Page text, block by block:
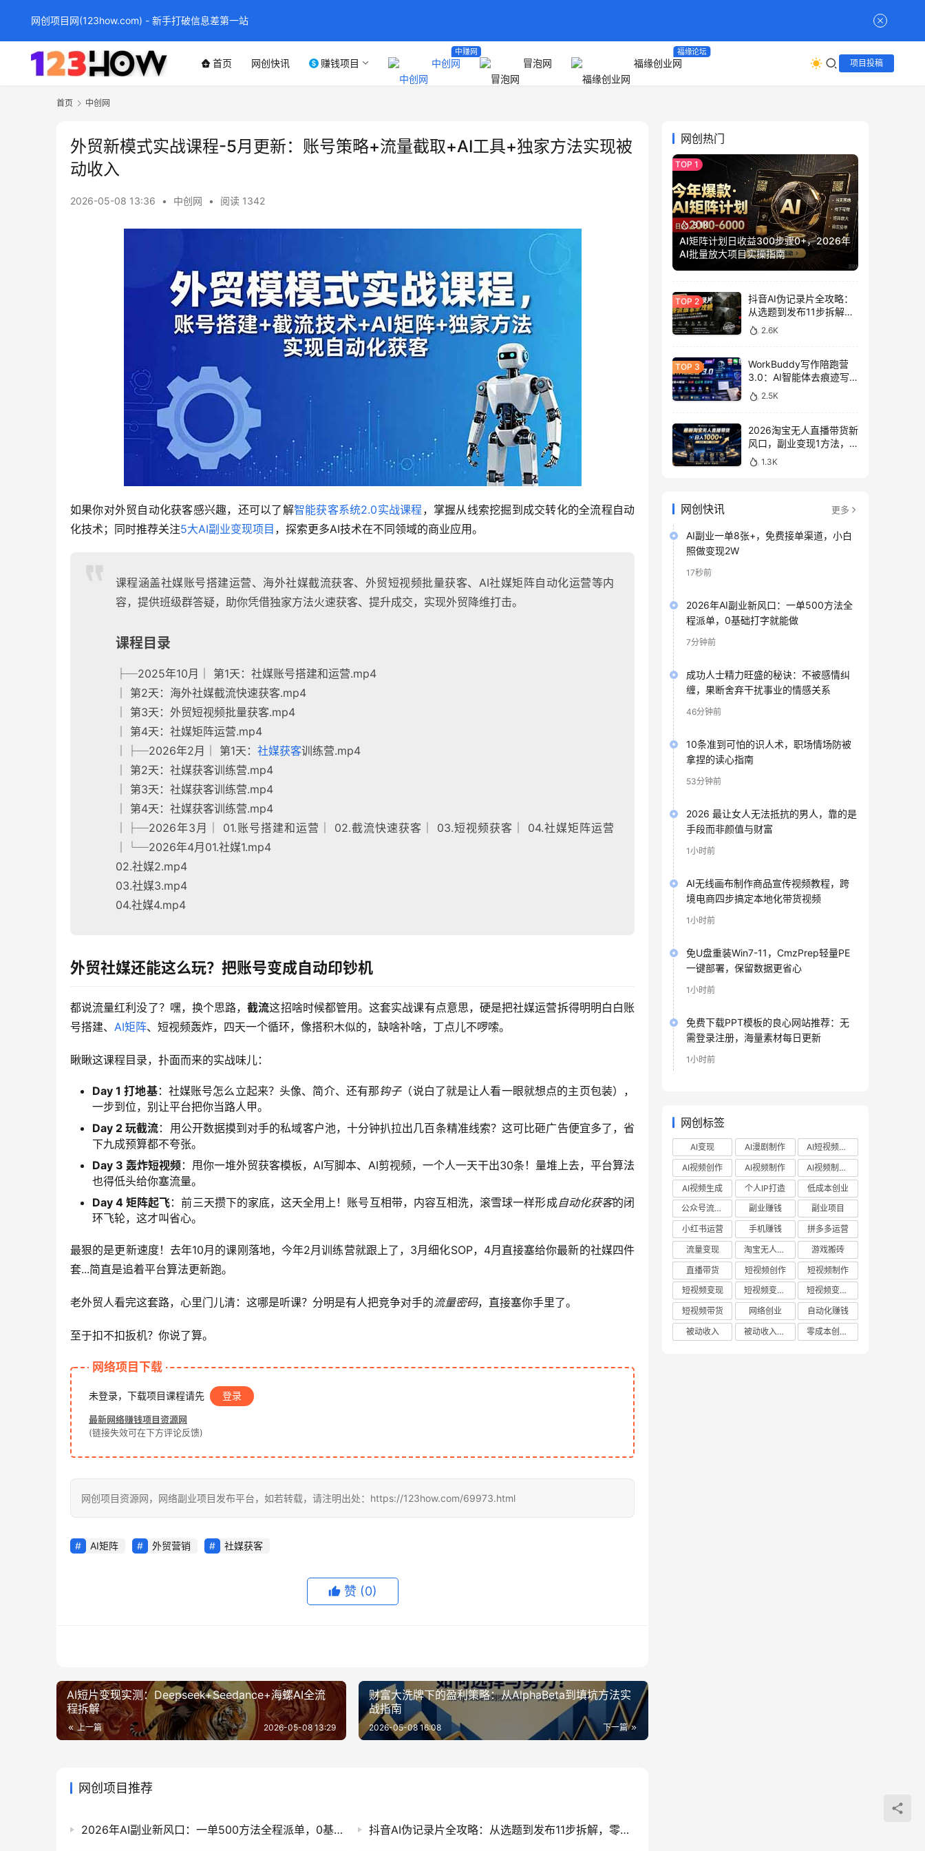
首页 网创快讯 赚钱项目 中创网
中赚网
冒泡网 福缘创业网
福缘论坛
项目投稿
首页 中创网
外贸新模式实战课程-5月更新：账号策略+流量截取+AI工具+独家方法实现被
动收入
2026-05-08 13:36 • 中创网 • 阅读 1342
如果你对外贸自动化获客感兴趣，还可以了解智能获客系统2.0实战课程 ，掌握从线索挖掘到成交转化的全流程自动
化技术；同时推荐关注5大AI副业变现项目 ，探索更多AI技术在不同领域的商业应用。
课程涵盖社媒账号搭建运营、海外社媒截流获客、外贸短视频批量获客、AI社媒矩阵自动化运营等内
容，提供班级群答疑，助你凭借独家方法火速获客、提升成交，实现外贸降维打击。
课程目录
├─2025年10月│ 第1天：社媒账号搭建和运营.mp4
│ 第2天：海外社媒截流快速获客.mp4
│ 第3天：外贸短视频批量获客.mp4
│ 第4天：社媒矩阵运营.mp4
│├─2026年2月│ 第1天： 社媒获客训练营.mp4
│ 第2天：社媒获客训练营.mp4
│ 第3天：社媒获客训练营.mp4
│ 第4天：社媒获客训练营.mp4
│├─2026年3月│ 01.账号搭建和运营│ 02.截流快速获客│ 03.短视频获客│ 04.社媒矩阵运营
│└─2026年4月01.社媒1.mp4
02.社媒2.mp4
03.社媒3.mp4
04.社媒4.mp4
外贸社媒还能这么玩？把账号变成自动印钞机
都说流量红利没了？嘿，换个思路，截流这招啥时候都管用。这套实战课有点意思，硬是把社媒运营拆得明明白白账
号搭建、 AI矩阵、短视频轰炸，四天一个循环，像搭积木似的，缺啥补啥，丁点儿不啰嗦。
瞅瞅这课程目录，扑面而来的实战味儿：
Day 1 打地基：社媒账号怎么立起来？头像、简介、还有那钩子（说白了就是让人看一眼就想点的主页包装），
一步到位，别让平台把你当路人甲。
Day 2 玩截流：用公开数据摸到对手的私域客户池，十分钟扒拉出几百条精准线索？这可比砸广告便宜多了，省
下九成预算都不夸张。
Day 3 轰炸短视频：甩你一堆外贸获客模板，AI写脚本、AI剪视频，一个人一天干出30条！量堆上去，平台算法
也得低头给你塞流量。
Day 4 矩阵起飞：前三天攒下的家底，这天全用上！账号互相带，内容互相洗，滚雪球一样形成自动化获客的闭
环飞轮，这才叫省心。
最狠的是更新速度！去年10月的课刚落地，今年2月训练营就跟上了，3月细化SOP，4月直接塞给你最新的社媒四件
套...简直是追着平台算法更新跑。
老外贸人看完这套路，心里门儿清：这哪是听课？分明是有人把竞争对手的流量密码，直接塞你手里了。
至于扣不扣扳机？你说了算。
网络项目下载
未登录，下载项目课程请先 登录
最新网络赚钱项目资源网
(链接失效可在下方评论反馈)
网创项目资源网，网络副业项目发布平台，如若转载，请注明出处：https://123how.com/69973.html
AI矩阵 外贸营销 社媒获客
赞 (0)
AI短片变现实测：Deepseek+Seedance+海螺AI全流
程拆解
上一篇 2026-05-08 13:29
财富大洗牌下的盈利策略：从AlphaBeta到填坑方法实
战指南
下一篇
2026-05-08 16:08
网创项目推荐
2026年AI副业新风口：一单500方法全程派单，0基础打字就能做 抖音AI伪记录片全攻略：从选题到发布11步拆解，零基础做出高流量真实感内容
网创热门
3.1K
AI矩阵计划日收益300步骤0+，2026年
AI批量放大项目实操指南
抖音AI伪记录片全攻略：
从选题到发布11步拆解，
零基础做出高流量真实感
内容
2.6K
WorkBuddy写作陪跑营
3.0：AI智能体去痕迹写
作，头条公众号百家号变
现
2.5K
2026淘宝无人直播带货新
风口，副业变现1方法，
无违规稳定可长期操作
1.3K
网创快讯 更多
AI副业一单8张+，免费接单渠道，小白
照做变现2W
17秒前
2026年AI副业新风口：一单500方法全
程派单，0基础打字就能做
7分钟前
成功人士精力旺盛的秘诀：不被感情纠
缠，果断舍弃干扰事业的情感关系
46分钟前
10条准到可怕的识人术，职场情场防被
拿捏的读心指南
53分钟前
2026 最让女人无法抵抗的男人，靠的是
手段而非颜值与财富
1小时前
AI无线画布制作商品宣传视频教程，跨
境电商四步搞定本地化带货视频
1小时前
免U盘重装Win7-11，CmzPrep轻量PE
一键部署，保留数据更省心
1小时前
免费下载PPT模板的良心网站推荐：无
需登录注册，海量素材每日更新
1小时前
网创标签
AI变现 AI漫剧制作
AI短视频制作
AI视频创作
AI视频制作
AI视频制作教程
AI视频生成
个人IP打造
低成本创业
公众号流量主
副业赚钱
副业项目
小红书运营
手机赚钱
拼多多运营
流量变现
淘宝无人直播
游戏搬砖
直播带货
短视频创作
短视频制作
短视频变现
短视频变现技巧
短视频变现方法
短视频带货
网络创业
自动化赚钱
被动收入
被动收入项目 零成本创业项目
网创项目网(123how.com) - 新手打破信息差第一站